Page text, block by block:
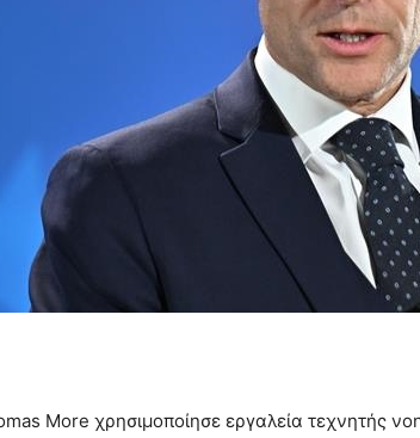
More χρησιμοποίησε εργαλεία τεχνητής